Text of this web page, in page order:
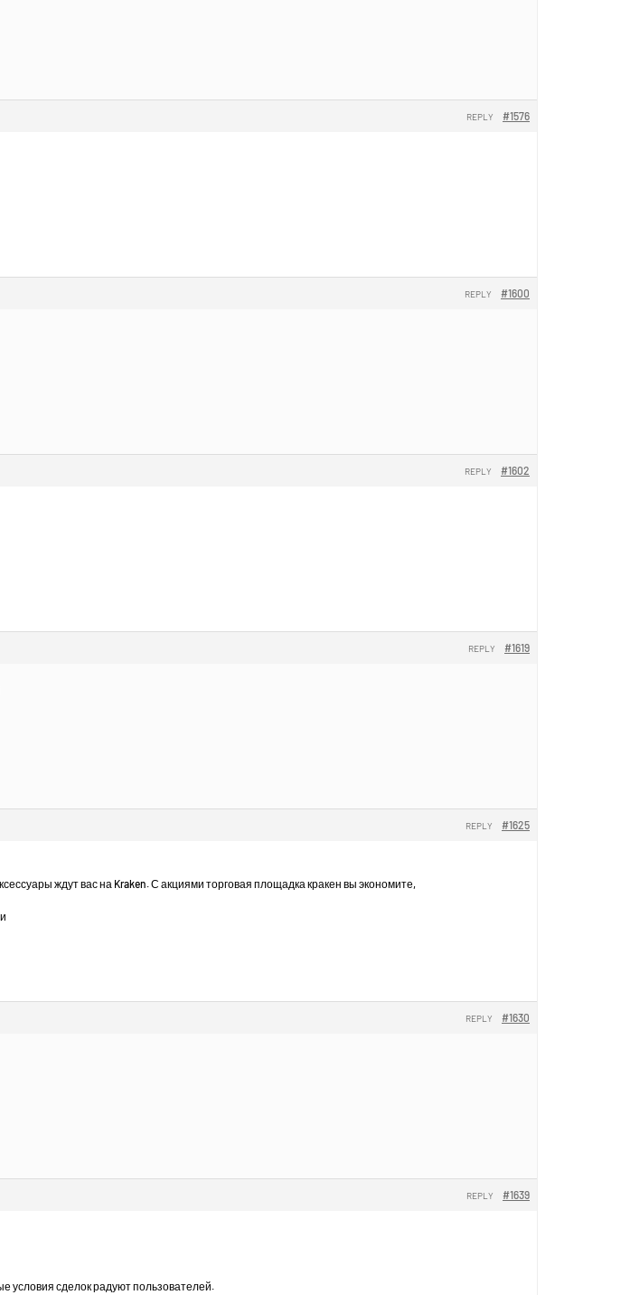
#1576
REPLY
#1600
REPLY
#1602
REPLY
#1619
REPLY
#1625
REPLY
ждут вас на Kraken. С акциями торговая площадка кракен вы экономите,
#1630
REPLY
#1639
REPLY
условия сделок радуют пользователей.